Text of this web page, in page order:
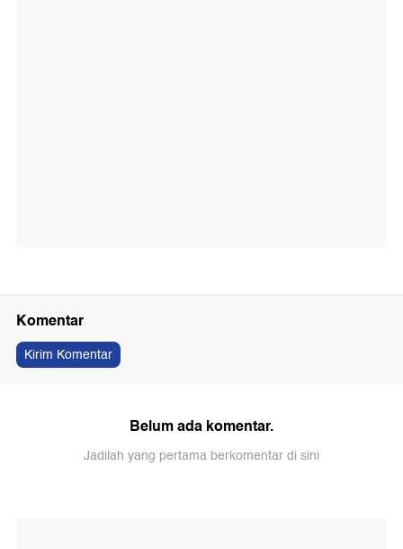
Komentar
Kirim Komentar
Belum ada komentar.
Jadilah yang pertama berkomentar di sini